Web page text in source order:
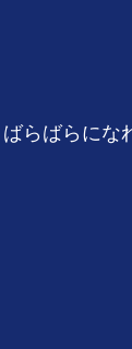
らばらにな